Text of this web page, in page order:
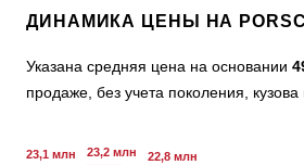
ДИНАМИКА ЦЕНЫ НА
Указана средняя цена на основании
продаже, без учета поколения,
23,1 млн 23,2 млн 22,8 млн